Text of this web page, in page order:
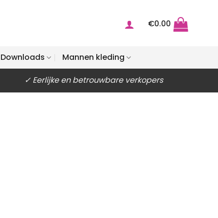
€0.00
Downloads Mannen kleding
✓ Eerlijke en betrouwbare verkopers